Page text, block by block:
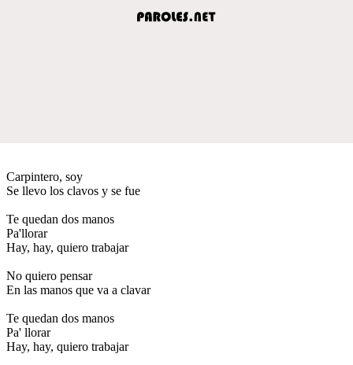
Carpintero, soy
Se llevo los clavos y se fue
Te quedan dos manos
Pa'llorar
Hay, hay, quiero trabajar
No quiero pensar
En las manos que va a clavar
Te quedan dos manos
Pa' llorar
Hay, hay, quiero trabajar